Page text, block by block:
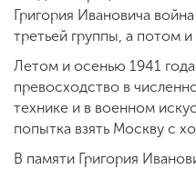
Григория Ивановича
третьей группы, а потом
Летом и осенью 1941
превосходство в
технике и в военном
попытка взять Москву с
В памяти Григория